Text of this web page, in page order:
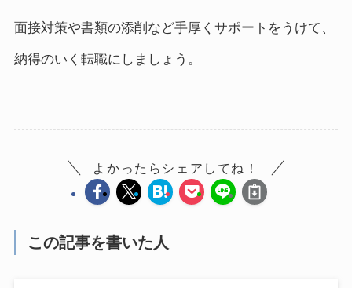
面接対策や書類の添削など手厚くサポートをうけて、
納得のいく転職にしましょう。
よかったらシェアしてね！
この記事を書いた人